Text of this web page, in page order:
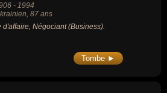
- 1994
, 87 ans
d'affaire, Négociant (Business).
Tombe ►